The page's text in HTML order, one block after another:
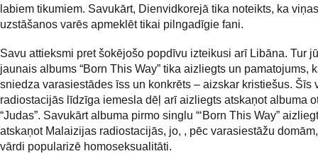
labiem tikumiem. Savukārt, Dienvidkorejā tika noteikts, ka viņas
uzstāšanos varēs apmeklēt tikai pilngadīgie fani.
Savu attieksmi pret šokējošo popdīvu izteikusi arī Libāna. Tur
jaunais albums “Born This Way” tika aizliegts un pamatojums,
sniedza varasiestādes īss un konkrēts – aizskar kristiešus. Šīs
radiostacijās līdzīga iemesla dēļ arī aizliegts atskaņot albuma
“Judas”. Savukārt albuma pirmo singlu “‘Born This Way”
atskaņot Malaizijas radiostacijās, jo, , pēc varasiestāžu
vārdi popularizē homoseksualitāti.